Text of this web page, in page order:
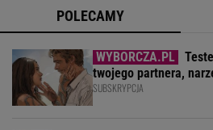
POLECAMY
twojego partnera,
SUBSKRYPCJA